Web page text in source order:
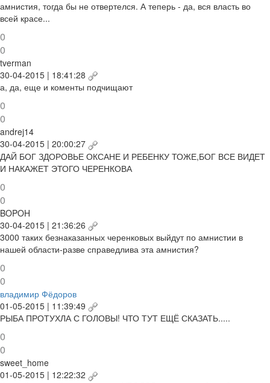
амнистия, тогда бы не отвертелся. А теперь - да, вся власть во
всей красе...
0
0
tverman
30-04-2015 | 18:41:28
а, да, еще и коменты подчищают
0
0
andrej14
30-04-2015 | 20:00:27
ДАЙ БОГ ЗДОРОВЬЕ ОКСАНЕ И РЕБЕНКУ ТОЖЕ,БОГ ВСЕ ВИДЕТ
И НАКАЖЕТ ЭТОГО ЧЕРЕНКОВА
0
0
BOPOH
30-04-2015 | 21:36:26
3000 таких безнаказанных черенковых выйдут по амнистии в
нашей области-разве справедлива эта амнистия?
0
0
владимир Фёдоров
01-05-2015 | 11:39:49
РЫБА ПРОТУХЛА С ГОЛОВЫ! ЧТО ТУТ ЕЩЁ СКАЗАТЬ.....
0
0
sweet_home
01-05-2015 | 12:22:32